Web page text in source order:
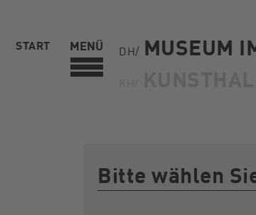
START MENÜ DH/ MUSEUM
Bitte wählen